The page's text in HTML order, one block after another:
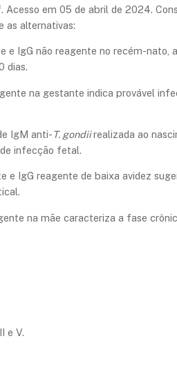
Acesso em 05 de abril de 2024.
as alternativas:
e IgG não reagente no recém-nato,
dias.
na gestante indica provável
IgM anti-T. gondiirealizada ao
infecção fetal.
e IgG reagente de baixa avidez
na mãe caracteriza a fase
e V.